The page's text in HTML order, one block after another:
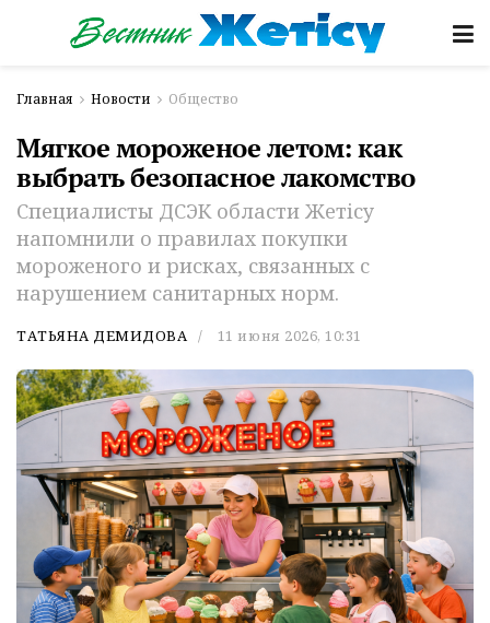
Главная Новости Общество
Мягкое мороженое летом: как
выбрать безопасное лакомство
Специалисты ДСЭК области Жетісу
напомнили о правилах покупки
мороженого и рисках, связанных с
нарушением санитарных норм.
ТАТЬЯНА ДЕМИДОВА 11 июня 2026, 10:31